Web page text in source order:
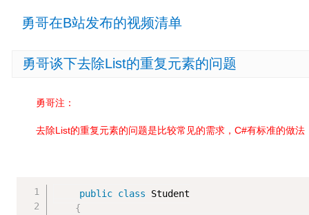
勇哥在B站发布的视频清单
勇哥谈下去除List的重复元素的问题
勇哥注：
去除List的重复元素的问题是比较常见的需求，C#有标准的做法
public class
Student
{